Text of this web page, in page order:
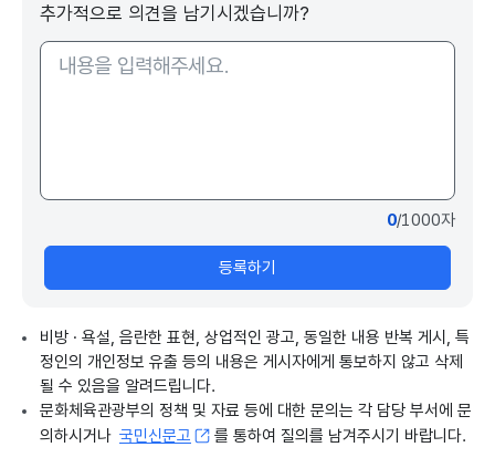
추가적으로 의견을 남기시겠습니까?
0/1000자
등록하기
비방 · 욕설, 음란한 표현, 상업적인 광고, 동일한 내용 반복 게시, 특
정인의 개인정보 유출 등의 내용은 게시자에게 통보하지 않고 삭제
될 수 있음을 알려드립니다.
문화체육관광부의 정책 및 자료 등에 대한 문의는 각 담당 부서에 문
의하시거나 국민신문고 를 통하여 질의를 남겨주시기 바랍니다.